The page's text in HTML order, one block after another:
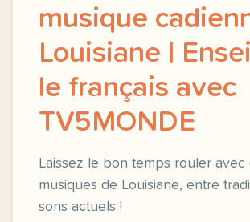
musique
Louisiane |
le français avec
TV5MONDE
Laissez le bon temps rouler avec
musiques de Louisiane, entre
sons actuels !